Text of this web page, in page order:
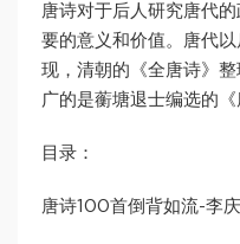
唐诗对于后人研究唐代
要的意义和价值。唐代
现，清朝的《全唐诗》
广的是蘅塘退士编选的《
目录：
唐诗100首倒背如流-李